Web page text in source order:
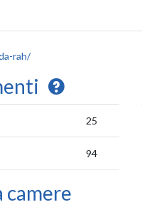
rah/
25
94